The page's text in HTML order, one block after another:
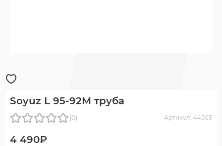
Soyuz L 95-92M труба
(0) Артикул: 44503
4 490₽